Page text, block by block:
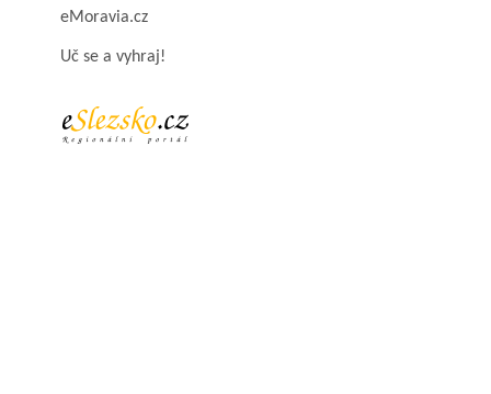
eMoravia.cz
Uč se a vyhraj!